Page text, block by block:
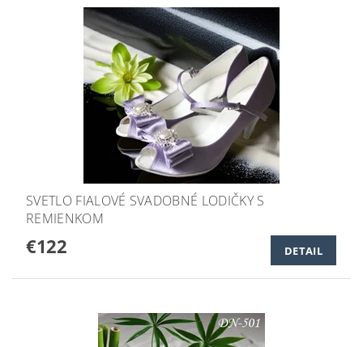
SVETLO FIALOVÉ SVADOBNÉ LODIČKY S
REMIENKOM
€122 DETAIL